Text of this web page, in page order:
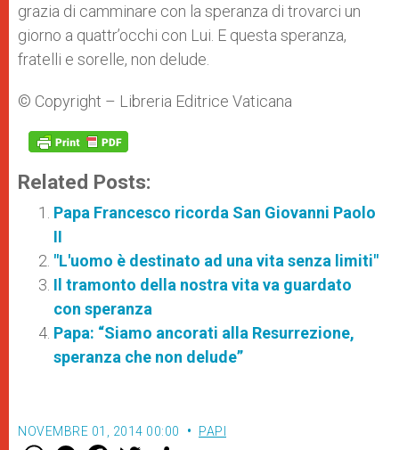
grazia di camminare con la speranza di trovarci un
giorno a quattr’occhi con Lui. E questa speranza,
fratelli e sorelle, non delude.
© Copyright – Libreria Editrice Vaticana
Related Posts:
Papa Francesco ricorda San Giovanni Paolo
II
"L'uomo è destinato ad una vita senza limiti"
Il tramonto della nostra vita va guardato
con speranza
Papa: “Siamo ancorati alla Resurrezione,
speranza che non delude”
NOVEMBRE 01, 2014 00:00 PAPI